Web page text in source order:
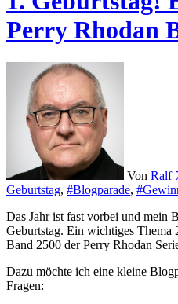
Perry Rhodan
Von Ralf
Geburtstag, #Blogparade,
Das Jahr ist fast vorbei und mein Blog feiert morgen den 1.
Geburtstag. Ein wichtiges Thema
Band 2500 der Perry Rhodan
Dazu möchte ich eine kleine
Fragen: